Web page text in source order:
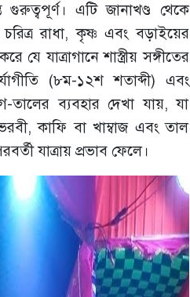
গুরুত্বপূর্ণ। এটি জানাখণ্ড থেকে
রাধা, কৃষ্ণ এবং বড়াইয়ের
যাত্রাগানে শাস্ত্রীয় সঙ্গীতের
(৮ম-১২শ শতাব্দী) এবং
তালের ব্যবহার দেখা যায়, যা
কাফি বা খাম্বাজ এবং তাল
যাত্রায় প্রভাব ফেলে।